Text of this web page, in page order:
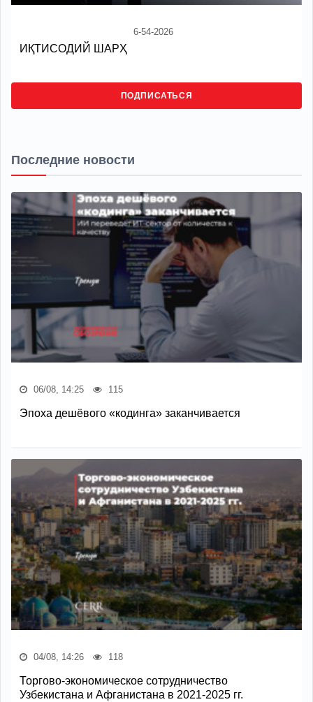
6-54-2026
ИҚТИСОДИЙ ШАРҲ
ПОДПИСАТЬСЯ
Последние новости
06/08, 14:25 115
Эпоха дешёвого «кодинга» заканчивается
04/08, 14:26 118
Торгово-экономическое сотрудничество
Узбекистана и Афганистана в 2021-2025 гг.